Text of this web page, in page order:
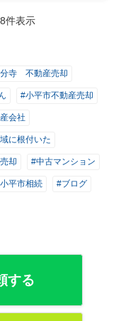
件表示
寺 不動産売却
#小平市不動産売却
会社
に根付いた
却 #中古マンション
平市相続 #ブログ
する